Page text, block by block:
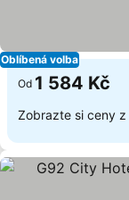
Oblíbená volba
Od 1 584 Kč
Zobrazte si ceny z